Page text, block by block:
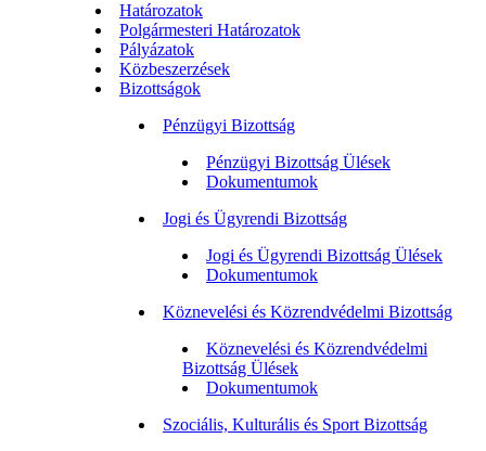
Határozatok
Polgármesteri Határozatok
Pályázatok
Közbeszerzések
Bizottságok
Pénzügyi Bizottság
Pénzügyi Bizottság Ülések
Dokumentumok
Jogi és Ügyrendi Bizottság
Jogi és Ügyrendi Bizottság Ülések
Dokumentumok
Köznevelési és Közrendvédelmi Bizottság
Köznevelési és Közrendvédelmi
Bizottság Ülések
Dokumentumok
Szociális, Kulturális és Sport Bizottság